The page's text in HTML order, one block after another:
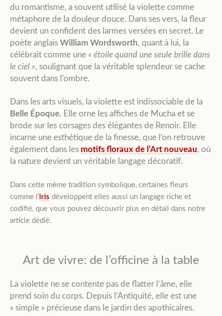
du romantisme, a souvent utilisé la violette comme
métaphore de la douleur douce. Dans ses vers, la fleur
devient un confident des larmes versées en secret. Le
poète anglais William Wordsworth, quant à lui, la
célébrait comme une « étoile quand une seule brille dans
le ciel », soulignant que la véritable splendeur se cache
souvent dans l’ombre.
Dans les arts visuels, la violette est indissociable de la
Belle Époque. Elle orne les affiches de Mucha et se
brode sur les corsages des élégantes de Renoir. Elle
incarne une esthétique de la finesse, que l’on retrouve
également dans les motifs floraux de l’Art nouveau, où
la nature devient un véritable langage décoratif.
Dans cette même tradition symbolique, certaines fleurs
comme l’iris développent elles aussi un langage riche et
codifié, que vous pouvez découvrir plus en détail dans notre
article dédié.
Art de vivre: de l’officine à la table
La violette ne se contente pas de flatter l’âme, elle
prend soin du corps. Depuis l’Antiquité, elle est une
« simple » précieuse dans le jardin des apothicaires.